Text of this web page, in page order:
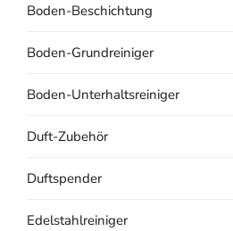
Boden-Beschichtung
Boden-Grundreiniger
Boden-Unterhaltsreiniger
Duft-Zubehör
Duftspender
Edelstahlreiniger